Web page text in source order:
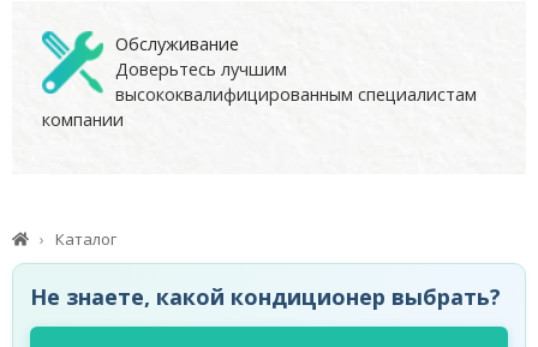
Обслуживание
Доверьтесь лучшим
высококвалифицированным специалистам
компании
Каталог
Не знаете, какой кондиционер выбрать?